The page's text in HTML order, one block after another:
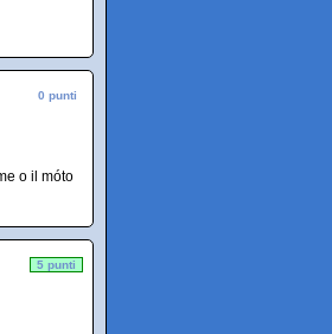
0 punti
o il móto
5 punti